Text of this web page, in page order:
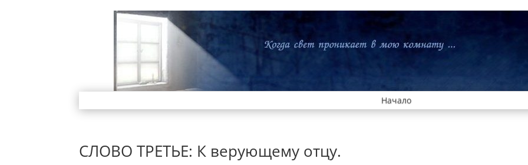
Начало
СЛОВО ТРЕТЬЕ: К верующему отцу.